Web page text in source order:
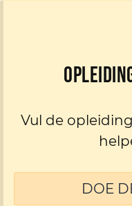
Vul de
DOE